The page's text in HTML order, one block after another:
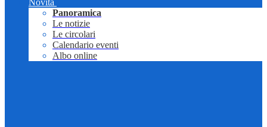
Novità
Panoramica
Le notizie
Le circolari
Calendario eventi
Albo online